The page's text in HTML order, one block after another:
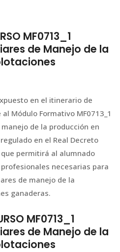
MF0713_1
de Manejo de la
en el itinerario de
Módulo Formativo MF0713_1
de la producción en
en el Real Decreto
permitirá al alumnado
necesarias para
de manejo de la
ganaderas.
MF0713_1
de Manejo de la